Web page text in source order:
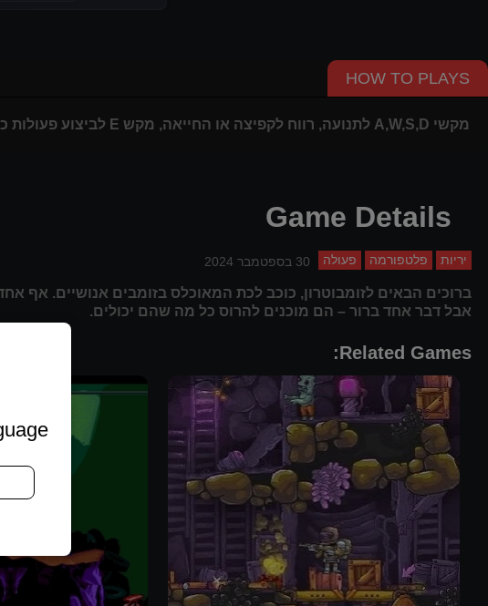
HOW TO PLAYS
מקשי A,W,S,D לתנועה, רווח לקפיצה או החייאה, מקש E לביצוע פעולות כמו הפעלת מעלית, R לטעינת נשק, H לשימוש בערכת עזרה ראשונה.
Game Details
יריות פלטפורמה פעולה 30 בספטמבר 2024
ברוכים הבאים לזומבוטרון, כוכב לכת המאוכלס בזומבים אנושיים. אף
אבל דבר אחד ברור – הם מוכנים להרוס כל מה שהם יכולים.
Related Games: